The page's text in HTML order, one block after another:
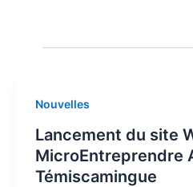
Nouvelles
Lancement du site
MicroEntreprendre
Témiscamingue